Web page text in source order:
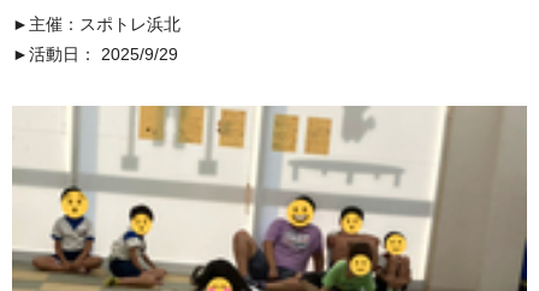
►主催：スポトレ浜北
►活動日： 2025/9/29